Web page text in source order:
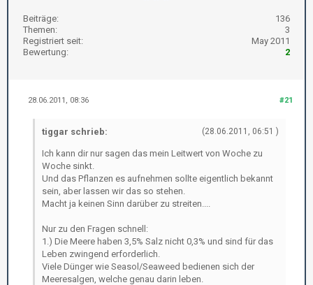
Beiträge:
136
Themen:
3
Registriert seit:
May 2011
Bewertung:
2
#21
28.06.2011, 08:36
(28.06.2011, 06:51 )
tiggar schrieb:
Ich kann dir nur sagen das mein Leitwert von Woche zu
Woche sinkt.
Und das Pflanzen es aufnehmen sollte eigentlich bekannt
sein, aber lassen wir das so stehen.
Macht ja keinen Sinn darüber zu streiten....
Nur zu den Fragen schnell:
1.) Die Meere haben 3,5% Salz nicht 0,3% und sind für das
Leben zwingend erforderlich.
Viele Dünger wie Seasol/Seaweed bedienen sich der
Meeresalgen, welche genau darin leben.